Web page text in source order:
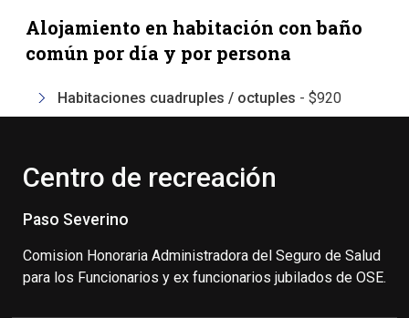
Alojamiento en habitación con baño
común por día y por persona
Habitaciones cuadruples / octuples - $920
Centro de recreación
Paso Severino
Comision Honoraria Administradora del Seguro de Salud
para los Funcionarios y ex funcionarios jubilados de OSE.